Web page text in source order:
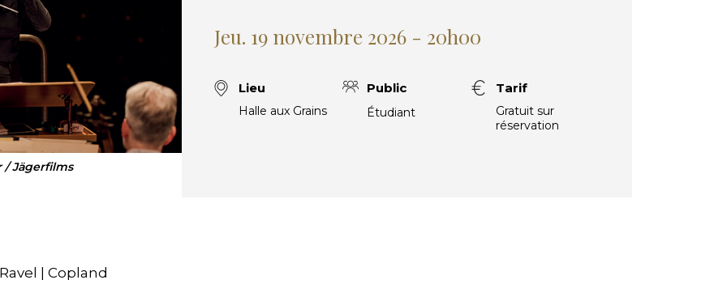
/ Jägerfilms
Jeu. 19 novembre 2026 - 20h00
Lieu
Halle aux Grains
Public
Étudiant
Tarif
Gratuit sur
réservation
Ravel | Copland